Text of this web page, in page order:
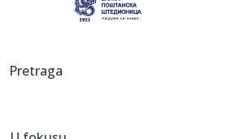
13:57:Predsednik ukrajinskog
FAP
Pretraga